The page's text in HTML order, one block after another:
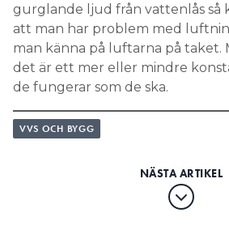
gurglande ljud från vattenlås så
att man har problem med
man känna på luftarna på taket.
det är ett mer eller mindre
de fungerar som de ska.
VVS OCH BYGG